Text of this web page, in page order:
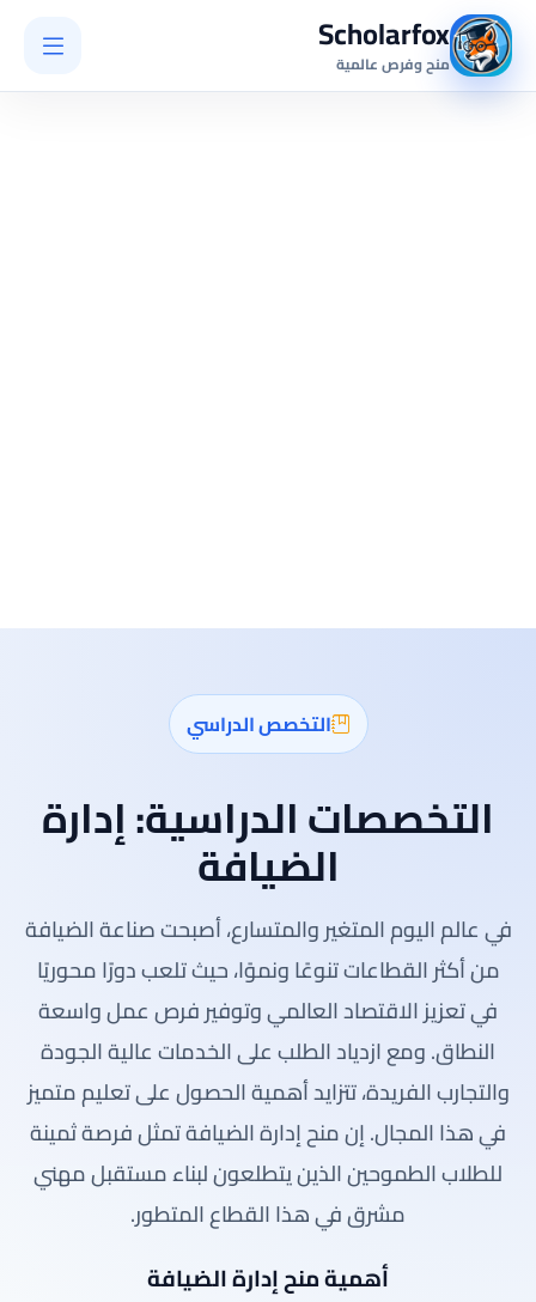
Scholarfox
منح وفرص عالمية
التخصص الدراسي
التخصصات الدراسية:إدارة
الضيافة
في عالم اليوم المتغير والمتسارع، أصبحت صناعة الضيافة
من أكثر القطاعات تنوعًا ونموًا، حيث تلعب دورًا محوريًا
في تعزيز الاقتصاد العالمي وتوفير فرص عمل واسعة
النطاق. ومع ازدياد الطلب على الخدمات عالية الجودة
والتجارب الفريدة، تتزايد أهمية الحصول على تعليم متميز
في هذا المجال. إن منح إدارة الضيافة تمثل فرصة ثمينة
للطلاب الطموحين الذين يتطلعون لبناء مستقبل مهني
مشرق في هذا القطاع المتطور.
أهمية منح إدارة الضيافة